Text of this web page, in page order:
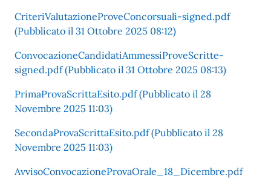
CriteriValutazioneProveConcorsuali-signed.pdf
(Pubblicato il 31 Ottobre 2025 08:12)
ConvocazioneCandidatiAmmessiProveScritte-
signed.pdf (Pubblicato il 31 Ottobre 2025 08:13)
PrimaProvaScrittaEsito.pdf (Pubblicato il 28
Novembre 2025 11:03)
SecondaProvaScrittaEsito.pdf (Pubblicato il 28
Novembre 2025 11:03)
AvvisoConvocazioneProvaOrale_18_Dicembre.pdf